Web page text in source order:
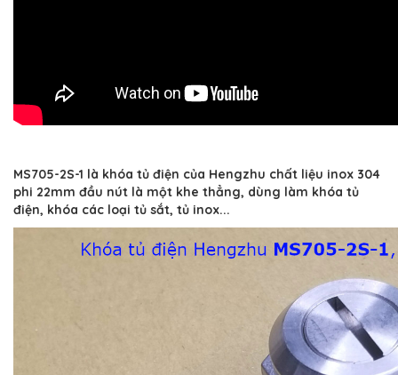
MS705-2S-1 là khóa tủ điện của Hengzhu chất liệu inox 304
phi 22mm đầu nút là một khe thẳng, dùng làm khóa tủ
điện, khóa các loại tủ sắt, tủ inox...